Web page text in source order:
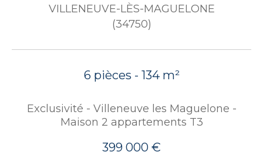
VILLENEUVE-LÈS-MAGUELONE
(34750)
6 pièces - 134 m²
Exclusivité - Villeneuve les Maguelone -
Maison 2 appartements T3
399 000 €